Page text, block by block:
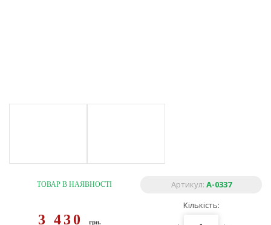
ТОВАР В НАЯВНОСТІ Артикул: A-0337
3 430грн.
Кількість: